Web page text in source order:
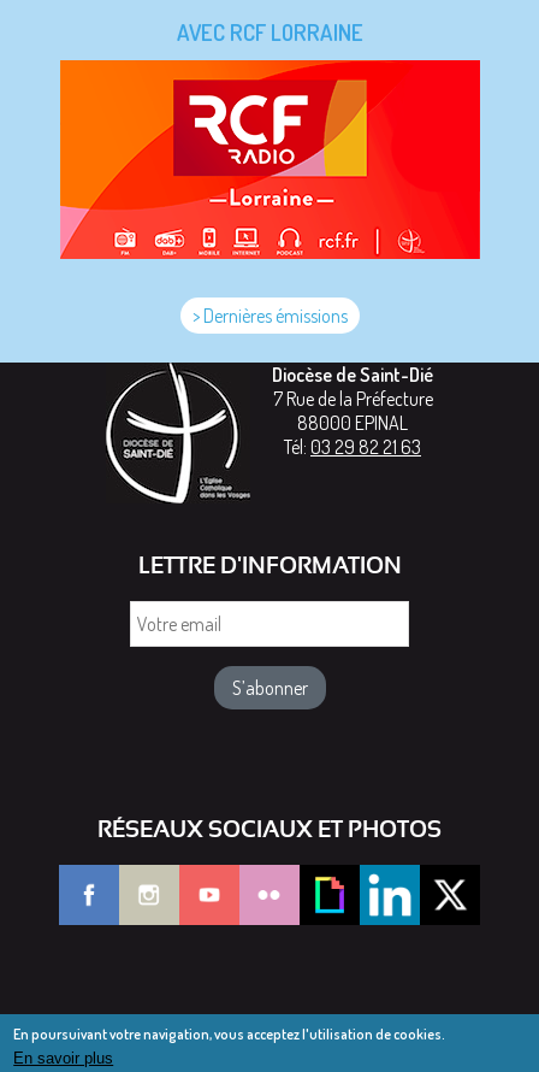
AVEC RCF LORRAINE
> Dernières émissions
Diocèse de Saint-Dié
7 Rue de la Préfecture
88000 EPINAL
Tél: 03 29 82 21 63
LETTRE D'INFORMATION
RÉSEAUX SOCIAUX ET PHOTOS
En poursuivant votre navigation, vous acceptez l'utilisation de cookies.
En savoir plus